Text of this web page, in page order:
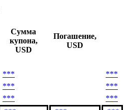
купона,